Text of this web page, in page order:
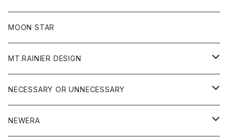
フリース
ジャケット
ニット
パンツ
帽子
MOON STAR
MT.RAINIER DESIGN
アウター
コート
アクセサリー
NECESSARY OR UNNECESSARY
アウター
NEWERA